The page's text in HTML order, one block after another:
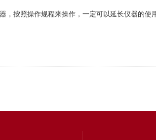
，按照操作规程来操作，一定可以延长仪器的使